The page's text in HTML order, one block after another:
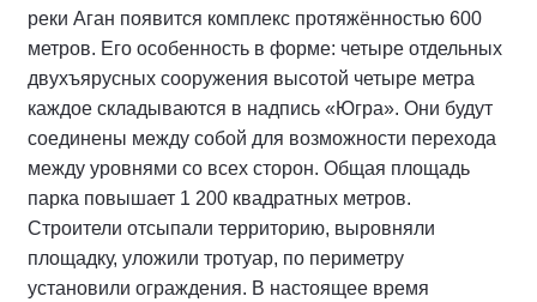
реки Аган появится комплекс протяжённостью 600
метров. Его особенность в форме: четыре отдельных
двухъярусных сооружения высотой четыре метра
каждое складываются в надпись «Югра». Они будут
соединены между собой для возможности перехода
между уровнями со всех сторон. Общая площадь
парка повышает 1 200 квадратных метров.
Строители отсыпали территорию, выровняли
площадку, уложили тротуар, по периметру
установили ограждения. В настоящее время